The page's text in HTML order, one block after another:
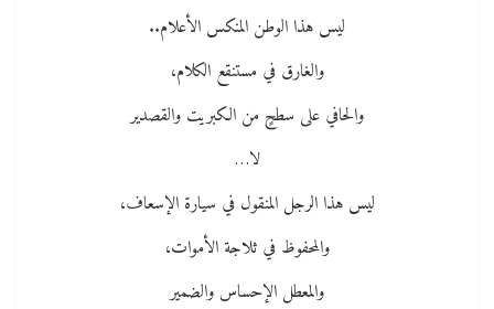
ليس هذا الوطن المنكس الأعلام..
والغارق في مستنقع الكلام،
والحافي على سطحٍ من الكبريت والقصدير
لا…
ليس هذا الرجل المنقول في سيارة الإسعاف،
والمحفوظ في ثلاجة الأموات،
والمعطل الإحساس والضمير